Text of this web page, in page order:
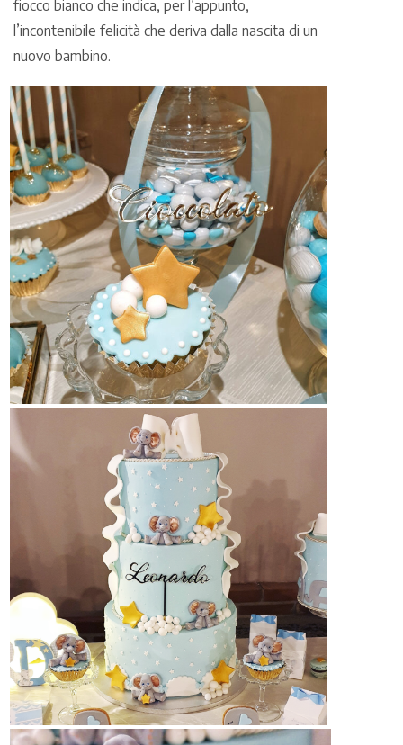
fiocco bianco che indica, per l’appunto,
l’incontenibile felicità che deriva dalla nascita di un
nuovo bambino.